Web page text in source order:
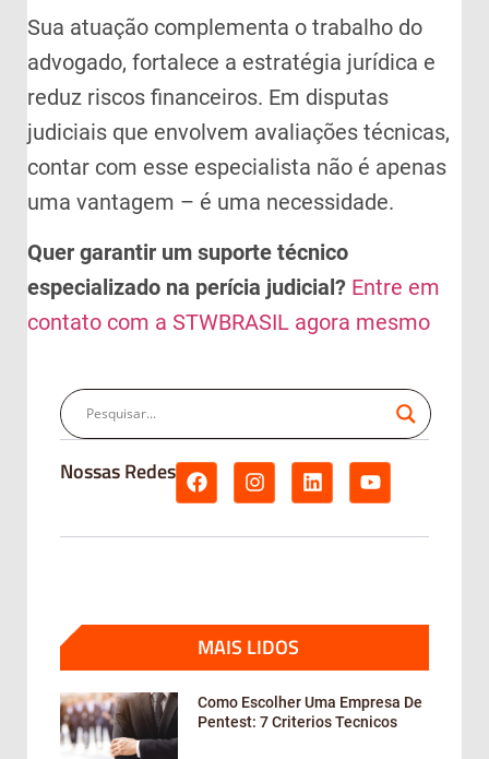
Sua atuação complementa o trabalho do
advogado, fortalece a estratégia jurídica e
reduz riscos financeiros. Em disputas
judiciais que envolvem avaliações técnicas,
contar com esse especialista não é apenas
uma vantagem – é uma necessidade.
Quer garantir um suporte técnico
especializado na perícia judicial? Entre em
contato com a STWBRASIL agora mesmo
Nossas Redes
MAIS LIDOS
Como Escolher Uma Empresa De
Pentest: 7 Criterios Tecnicos